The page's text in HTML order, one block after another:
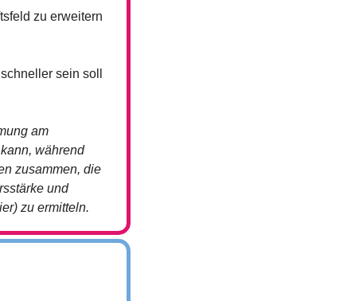
zu erweitern
sein soll
am
während
zusammen, die
und
zu ermitteln.